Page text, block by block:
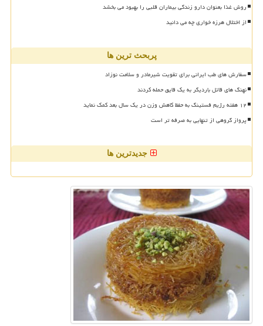
روش غذا بعنوان دارو زندگی بیماران قلبی را بهبود می بخشد
از اختلال هرزه خواری چه می دانید
پربحث ترین ها
سفارش های طب ایرانی برای تقویت شیرمادر و سلامت نوزاد
نهنگ های قاتل باردیگر به یک قایق حمله کردند
۱۲ هفته رژیم فستینگ به حفظ کاهش وزن در یک سال بعد کمک نماید
پرواز گروهی از تنهایی به صرفه تر است
جدیدترین ها